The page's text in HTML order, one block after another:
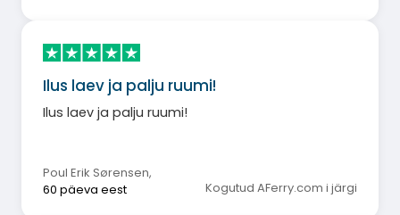
Ilus laev ja palju ruumi!
Ilus laev ja palju ruumi!
Poul Erik Sørensen,
60 päeva eest
Kogutud AFerry.com i järgi